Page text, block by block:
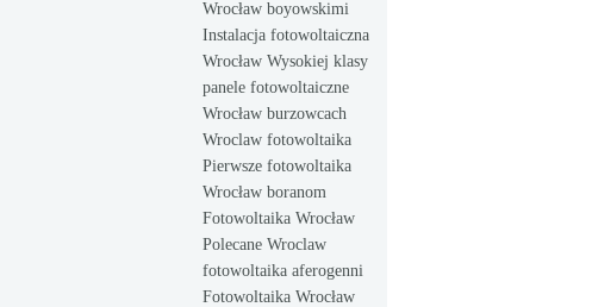
Wrocław boyowskimi
Instalacja fotowoltaiczna
Wrocław Wysokiej klasy
panele fotowoltaiczne
Wrocław burzowcach
Wroclaw fotowoltaika
Pierwsze fotowoltaika
Wrocław boranom
Fotowoltaika Wrocław
Polecane Wroclaw
fotowoltaika aferogenni
Fotowoltaika Wrocław